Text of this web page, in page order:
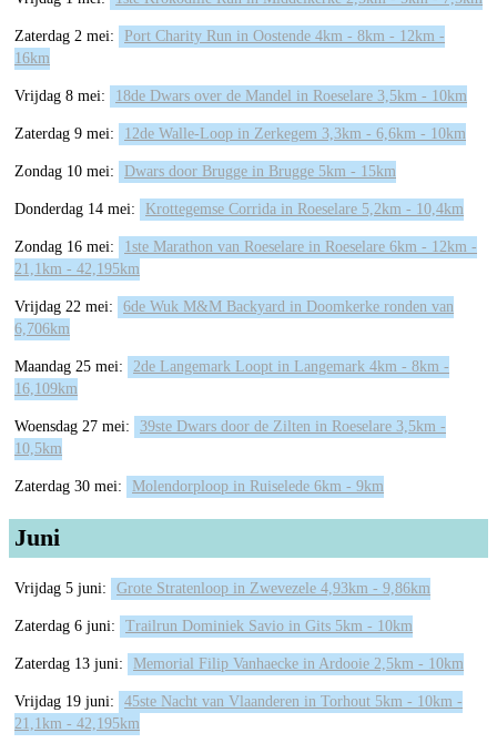
Zaterdag 2 mei:
Port Charity Run in Oostende 4km - 8km - 12km -
16km
Vrijdag 8 mei: 18de Dwars over de Mandel in Roeselare 3,5km - 10km
Zaterdag 9 mei: 12de Walle-Loop in Zerkegem 3,3km - 6,6km - 10km
Zondag 10 mei: Dwars door Brugge in Brugge 5km - 15km
Donderdag 14 mei: Krottegemse Corrida in Roeselare 5,2km - 10,4km
Zondag 16 mei:
1ste Marathon van Roeselare in Roeselare 6km - 12km -
21,1km - 42,195km
Vrijdag 22 mei:
6de Wuk M&M Backyard in Doomkerke ronden van
6,706km
Maandag 25 mei:
2de Langemark Loopt in Langemark 4km - 8km -
16,109km
Woensdag 27 mei:
39ste Dwars door de Zilten in Roeselare 3,5km -
10,5km
Zaterdag 30 mei: Molendorploop in Ruiselede 6km - 9km
Juni
Vrijdag 5 juni: Grote Stratenloop in Zwevezele 4,93km - 9,86km
Zaterdag 6 juni: Trailrun Dominiek Savio in Gits 5km - 10km
Zaterdag 13 juni: Memorial Filip Vanhaecke in Ardooie 2,5km - 10km
Vrijdag 19 juni:
45ste Nacht van Vlaanderen in Torhout 5km - 10km -
21,1km - 42,195km